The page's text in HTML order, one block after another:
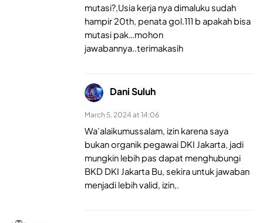
mutasi?,Usia kerja nya dimaluku sudah
hampir 20th, penata gol.111 b apakah bisa
mutasi pak…mohon
jawabannya..terimakasih
Dani Suluh
March 5, 2024 at 14:06
Wa’alaikumussalam, izin karena saya
bukan organik pegawai DKI Jakarta, jadi
mungkin lebih pas dapat menghubungi
BKD DKI Jakarta Bu, sekira untuk jawaban
menjadi lebih valid, izin,.